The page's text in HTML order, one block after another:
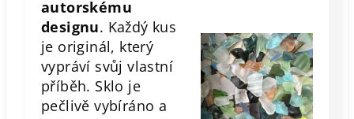
autorskému
designu. Každý kus
je originál, který
vypráví svůj vlastní
příběh. Sklo je
pečlivě vybíráno a